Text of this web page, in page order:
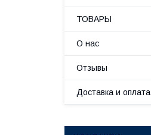
ТОВАРЫ
О нас
Отзывы
Доставка и оплата